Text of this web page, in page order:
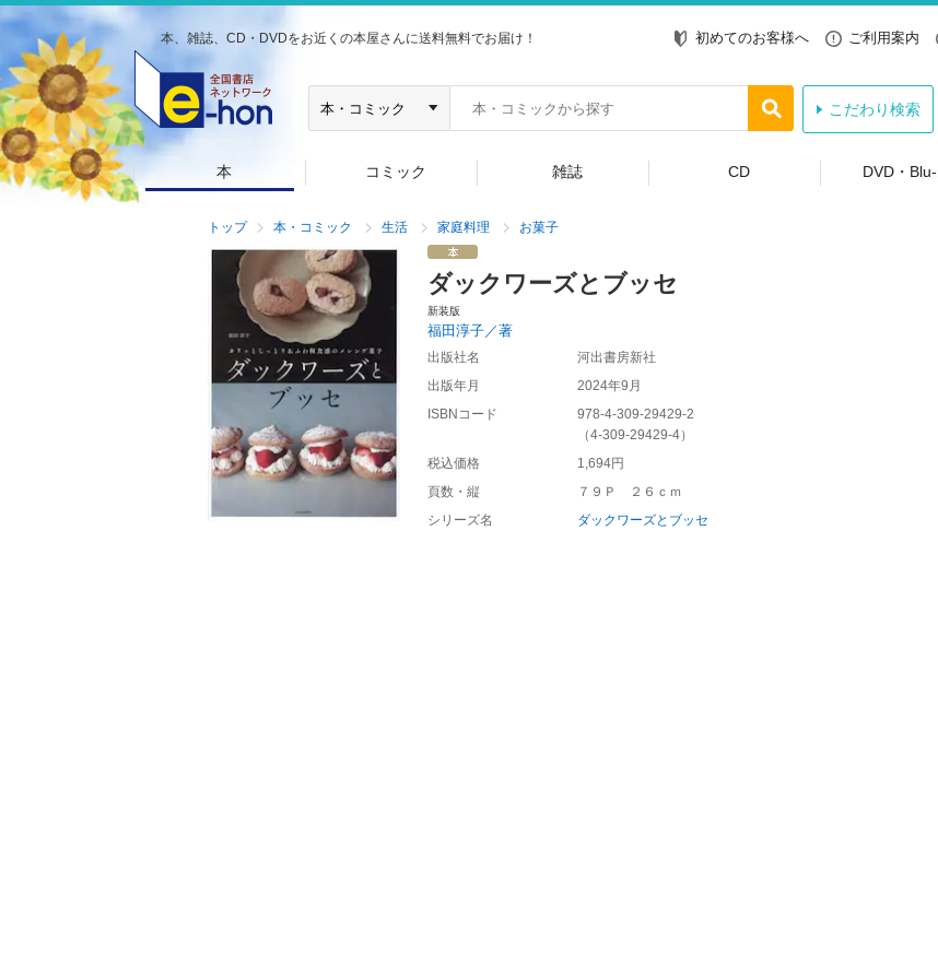
本、雑誌、CD・DVDをお近くの本屋さんに送料無料でお届け！ 初めてのお客様へ ご利用案内
こだわり検索
本 コミック 雑誌 CD DVD・
トップ 本・コミック 生活 家庭料理 お菓子
ダックワーズとブッセ
新装版
福田淳子／著
出版社名
河出書房新社
出版年月
2024年9月
ISBNコード
978-4-309-29429-2
（4-309-29429-4）
税込価格
1,694円
頁数・縦
７９Ｐ ２６ｃｍ
シリーズ名
ダックワーズとブッセ